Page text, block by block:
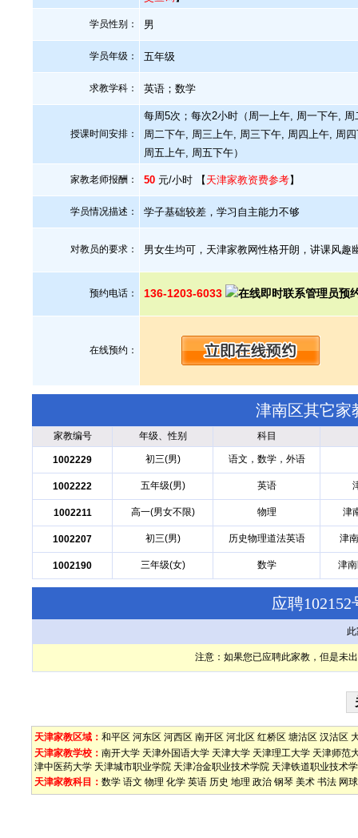
学员性别： 男
学员年级： 五年级
求教学科： 英语；数学
授课时间安排：
每周5次；每次2小时（周一上午, 周一下午, 周
周二下午, 周三上午, 周三下午, 周四上午, 周
周五上午, 周五下午）
家教老师报酬： 50 元/小时 【 天津家教资费参考】
学员情况描述： 学子基础较差，学习自主能力不够
对教员的要求： 男女生均可，天津家教网性格开朗，讲课风
预约电话： 136-1203-6033
在线预约：
津南区其它家
家教编号 年级、性别 科目
1002229 初三(男) 语文，数学，外语
1002222 五年级(男) 英语
1002211 高一(男女不限) 物理 津
1002207 初三(男) 历史物理道法英语 津
1002190 三年级(女) 数学 津
应聘
注意：如果您已应聘此家教，但是未
天津家教区域： 和平区 河东区 河西区 南开区 河北区 红桥区 塘沽区 汉沽区
天津家教学校： 南开大学 天津外国语大学 天津大学 天津理工大学 天津师范
津中医药大学 天津城市职业学院 天津冶金职业技术学院 天津铁道职业技术
天津家教科目： 数学 语文 物理 化学 英语 历史 地理 政治 钢琴 美术 书法 网球